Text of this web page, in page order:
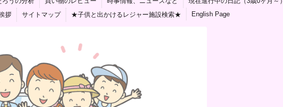
拶 サイトマップ ★子供と出かけるレジャー施設検索★ English Page